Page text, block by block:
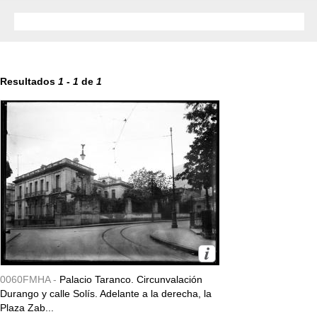
Resultados 1 - 1 de 1
0060FMHA - Palacio Taranco. Circunvalación
Durango y calle Solís. Adelante a la derecha, la
Plaza Zab...